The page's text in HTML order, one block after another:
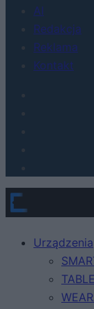
AI
Redakcja
Reklama
Kontakt
Urządzenia